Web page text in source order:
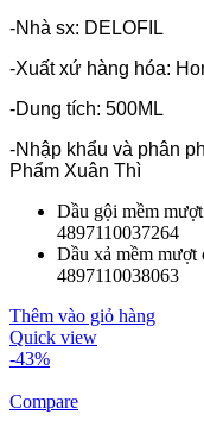
-Nhà sx: DELOFIL
-Xuất xứ hàng hóa:
-Dung tích: 500ML
-Nhập khẩu và phân
Phẩm Xuân Thì
Dầu gội mềm
4897110037264
Dầu xả mềm
4897110038063
Thêm vào giỏ hàng
Quick view
-43%
Compare